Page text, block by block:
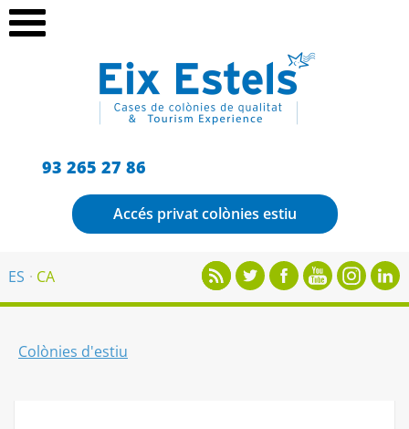
93 265 27 86
Accés privat colònies estiu
ES CA
Colònies d'estiu